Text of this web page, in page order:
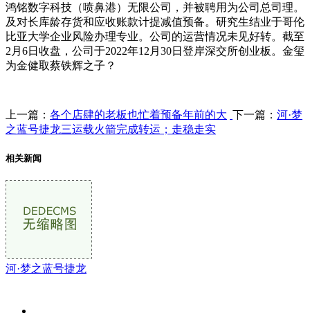
鸿铭数字科技（喷鼻港）无限公司，并被聘用为公司总司理。
及对长库龄存货和应收账款计提减值预备。研究生结业于哥伦
比亚大学企业风险办理专业。公司的运营情况未见好转。截至
2月6日收盘，公司于2022年12月30日登岸深交所创业板。金玺
为金健取蔡铁辉之子？
上一篇： 各个店肆的老板也忙着预备年前的大 下一篇： 河·梦
之蓝号捷龙三运载火箭完成转运；走稳走实
相关新闻
河·梦之蓝号捷龙